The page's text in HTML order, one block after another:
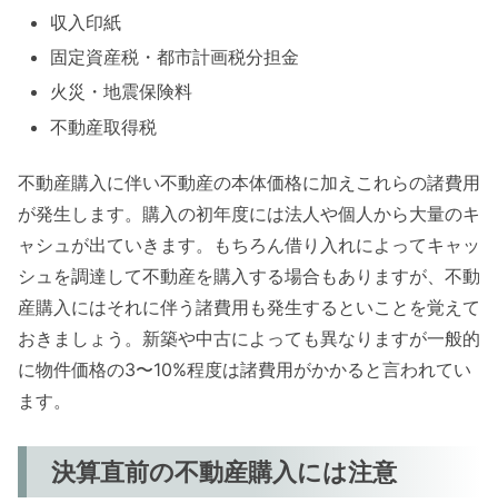
収入印紙
固定資産税・都市計画税分担金
火災・地震保険料
不動産取得税
不動産購入に伴い不動産の本体価格に加えこれらの諸費用
が発生します。購入の初年度には法人や個人から大量のキ
ャシュが出ていきます。もちろん借り入れによってキャッ
シュを調達して不動産を購入する場合もありますが、不動
産購入にはそれに伴う諸費用も発生するといことを覚えて
おきましょう。新築や中古によっても異なりますが一般的
に物件価格の3〜10%程度は諸費用がかかると言われてい
ます。
決算直前の不動産購入には注意